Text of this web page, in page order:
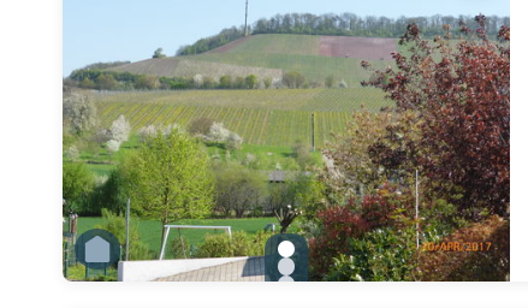
gallery.slide_selector
Zu Slide 1 wechseln
Zu Slide 2 wechseln